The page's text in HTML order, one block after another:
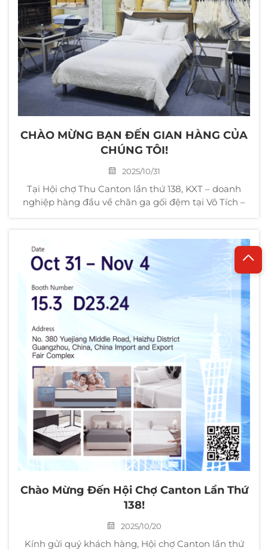
CHÀO MỪNG BẠN ĐẾN GIAN HÀNG CỦA
CHÚNG TÔI!
2025/10/31
Tại Hội chợ Thu Canton lần thứ 138, KXT – doanh
nghiệp hàng đầu về chăn ga gối đệm tại Vô Tích –
Nguyên vật liệu đến Sản phẩm hoàn thiện". Tổng
thể kiến trúc...
Chào Mừng Đến Hội Chợ Canton Lần Thứ
138!
2025/10/20
Kính gửi quý khách hàng, Hội chợ Canton lần thứ